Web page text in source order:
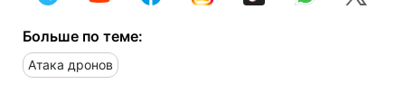
Больше по теме:
Атака дронов